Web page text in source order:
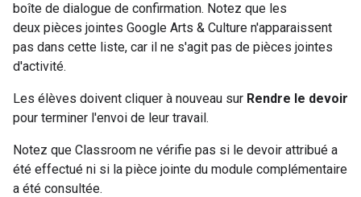
boîte de dialogue de confirmation. Notez que les
deux pièces jointes Google Arts & Culture n'apparaissent
pas dans cette liste, car il ne s'agit pas de pièces jointes
d'activité.
Les élèves doivent cliquer à nouveau sur Rendre le devoir
pour terminer l'envoi de leur travail.
Notez que Classroom ne vérifie pas si le devoir attribué a
été effectué ni si la pièce jointe du module complémentaire
a été consultée.